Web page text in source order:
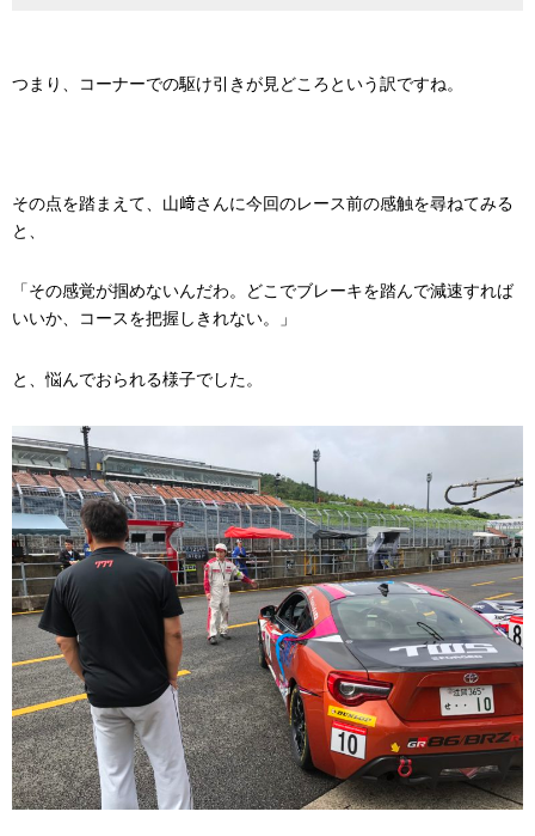
つまり、コーナーでの駆け引きが見どころという訳ですね。
その点を踏まえて、山﨑さんに今回のレース前の感触を尋ねてみる
と、
「その感覚が掴めないんだわ。どこでブレーキを踏んで減速すれば
いいか、コースを把握しきれない。」
と、悩んでおられる様子でした。